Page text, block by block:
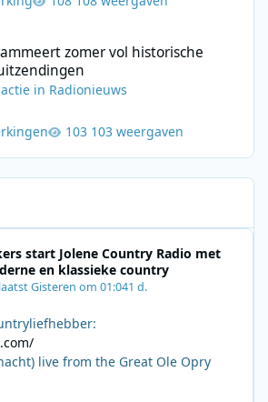
zomer vol historische
in Radionieuws
103 weergaven
start Jolene Country Radio met
en klassieke country
Gisteren om 01:041 d.
live from the Great Ole Opry